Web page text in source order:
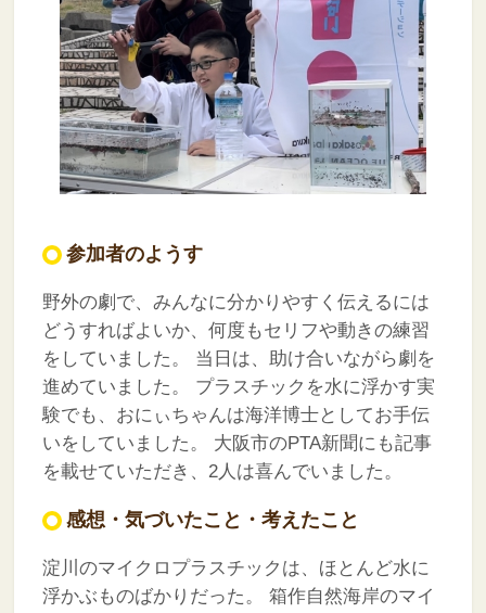
参加者のようす
野外の劇で、みんなに分かりやすく伝えるには
どうすればよいか、何度もセリフや動きの練習
をしていました。
当日は、助け合いながら劇を
進めていました。
プラスチックを水に浮かす実
験でも、おにぃちゃんは海洋博士としてお手伝
いをしていました。
大阪市のPTA新聞にも記事
を載せていただき、2人は喜んでいました。
感想・気づいたこと・考えたこと
淀川のマイクロプラスチックは、ほとんど水に
浮かぶものばかりだった。
箱作自然海岸のマイ